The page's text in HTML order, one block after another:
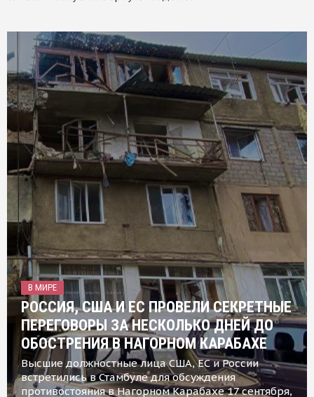
В МИРЕ
РОССИЯ, США И ЕС ПРОВЕЛИ СЕКРЕТНЫЕ
ПЕРЕГОВОРЫ ЗА НЕСКОЛЬКО ДНЕЙ ДО
ОБОСТРЕНИЯ В НАГОРНОМ КАРАБАХЕ
Высшие должностные лица США, ЕС и России
встретились в Стамбуле для обсуждения
противостояния в Нагорном Карабахе 17 сентября,